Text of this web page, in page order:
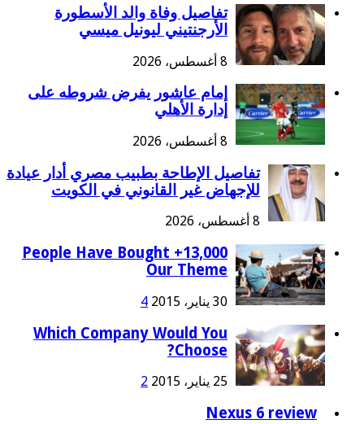
تفاصيل وفاة والد الأسطورة
الأرجنتيني ليونيل ميسي
8 أغسطس، 2026
إمام عاشور يفرض شروطه على
إدارة الأهلي
8 أغسطس، 2026
تفاصيل الإطاحة بطبيب مصري أدار عيادة
للإجهاض غير القانوني في الكويت
8 أغسطس، 2026
13,000+ People Have Bought
Our Theme
30 يناير، 2015 4
Which Company Would You
Choose?
25 يناير، 2015 2
Nexus 6 review